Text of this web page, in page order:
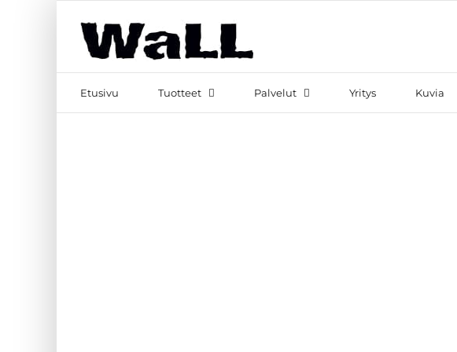
Etsi
Etusivu Tuotteet Palvelut Yritys Kuvia